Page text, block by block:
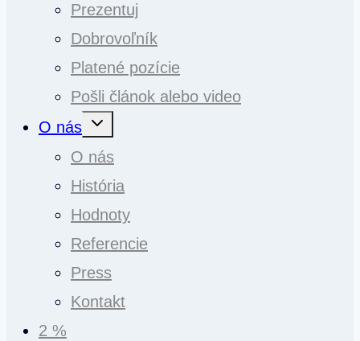
Prezentuj
Dobrovoľník
Platené pozície
Pošli článok alebo video
O nás
Toggle
O nás
História
Hodnoty
Referencie
Press
Kontakt
2 %